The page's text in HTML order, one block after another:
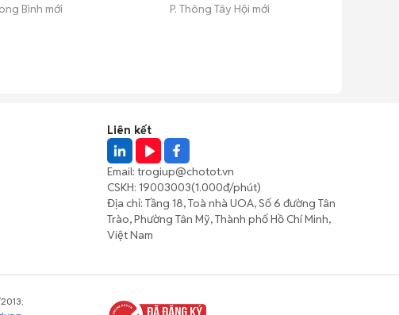
Bình mới
P. Thông Tây Hội mới
Liên kết
Email: trogiup@chotot.vn
CSKH: 19003003(1.000đ/phút)
Địa chỉ: Tầng 18, Toà nhà UOA, Số 6 đường Tân
Trào, Phường Tân Mỹ, Thành phố Hồ Chí Minh,
Việt Nam